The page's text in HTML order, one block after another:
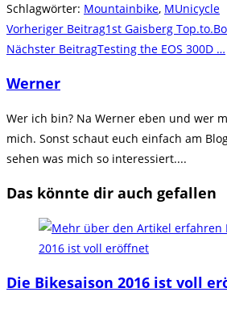
Schlagwörter: Mountainbike, MUnicycle
Weitere
Artikel
ansehen
Vorheriger Beitrag1st Gaisberg
Nächster BeitragTesting the EOS 300D …
Werner
Wer ich bin? Na Werner eben und wer
mich. Sonst schaut euch einfach am
sehen was mich so interessiert....
Das könnte dir auch gefallen
Die Bikesaison 2016 ist voll